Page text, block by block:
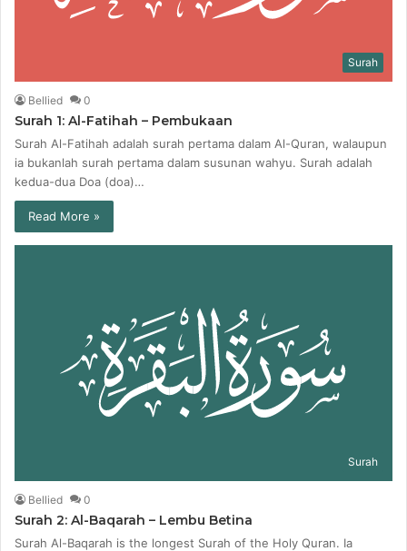
Surah
Bellied 0
Surah 1: Al-Fatihah – Pembukaan
Surah Al-Fatihah adalah surah pertama dalam Al-Quran, walaupun
ia bukanlah surah pertama dalam susunan wahyu. Surah adalah
kedua-dua Doa (doa)…
Read More »
Surah
Bellied 0
Surah 2: Al-Baqarah – Lembu Betina
Surah Al-Baqarah is the longest Surah of the Holy Quran. Ia